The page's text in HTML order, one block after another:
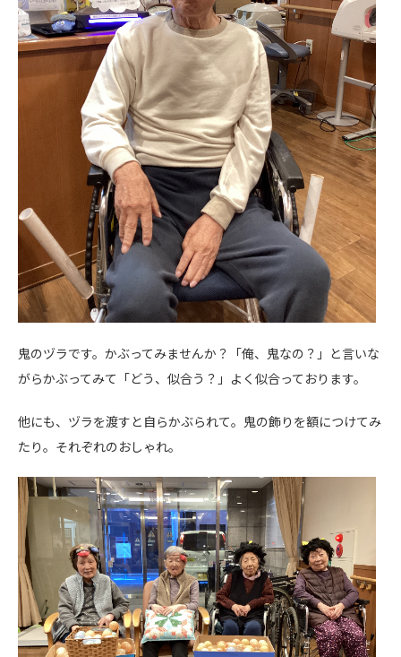
鬼のヅラです。かぶってみませんか？「俺、鬼なの？」と言いな
がらかぶってみて「どう、似合う？」よく似合っております。
他にも、ヅラを渡すと自らかぶられて。鬼の飾りを額につけてみ
たり。それぞれのおしゃれ。